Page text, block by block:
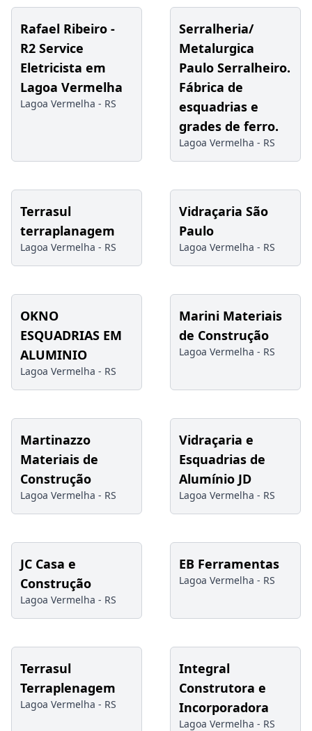
Rafael Ribeiro -
R2 Service
Eletricista em
Lagoa Vermelha
Lagoa Vermelha - RS
Serralheria/
Metalurgica
Paulo Serralheiro.
Fábrica de
esquadrias e
grades de ferro.
Lagoa Vermelha - RS
Terrasul
terraplanagem
Lagoa Vermelha - RS
Vidraçaria São
Paulo
Lagoa Vermelha - RS
OKNO
ESQUADRIAS EM
ALUMINIO
Lagoa Vermelha - RS
Marini Materiais
de Construção
Lagoa Vermelha - RS
Martinazzo
Materiais de
Construção
Lagoa Vermelha - RS
Vidraçaria e
Esquadrias de
Alumínio JD
Lagoa Vermelha - RS
JC Casa e
Construção
Lagoa Vermelha - RS
EB Ferramentas
Lagoa Vermelha - RS
Terrasul
Terraplenagem
Lagoa Vermelha - RS
Integral
Construtora e
Incorporadora
Lagoa Vermelha - RS